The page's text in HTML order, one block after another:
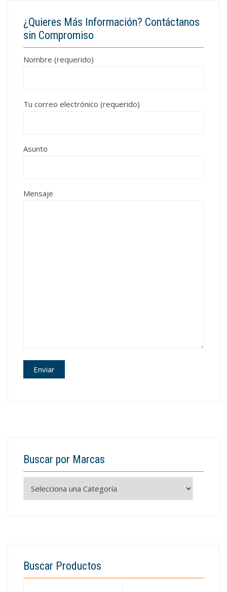
¿Quieres Más Información? Contáctanos
sin Compromiso
Nombre (requerido)
Tu correo electrónico (requerido)
Asunto
Mensaje
Buscar por Marcas
Buscar Productos